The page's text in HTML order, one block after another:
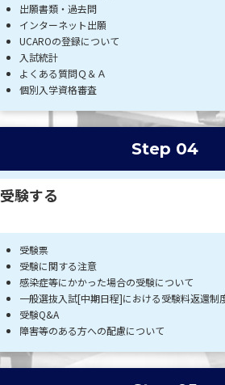
出願書類・過去問
インターネット出願
UCAROの登録について
入試統計
よくある質問Ｑ＆Ａ
個別入学資格審査
Step 04
受験する
受験票
受験に関する注意
感染症等にかかった場合の受験について
一般選抜入試[中期日程]における受験料返還制
受験Q&A
障害等のある方への配慮について